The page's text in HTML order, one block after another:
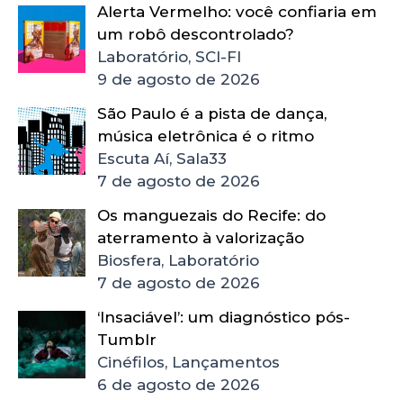
Alerta Vermelho: você confiaria em
um robô descontrolado?
Laboratório, SCI-FI
9 de agosto de 2026
São Paulo é a pista de dança,
música eletrônica é o ritmo
Escuta Aí, Sala33
7 de agosto de 2026
Os manguezais do Recife: do
aterramento à valorização
Biosfera, Laboratório
7 de agosto de 2026
‘Insaciável’: um diagnóstico pós-
Tumblr
Cinéfilos, Lançamentos
6 de agosto de 2026